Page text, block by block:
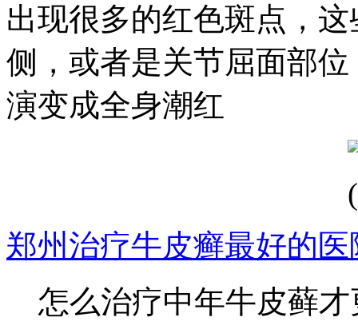
出现很多的红色斑点，
侧，或者是关节屈面部
演变成全身潮红
郑州治疗牛皮癣最好的医
怎么治疗中年牛皮藓才